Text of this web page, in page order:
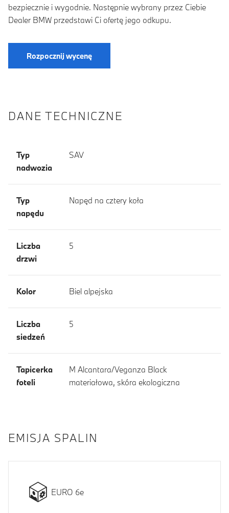
bezpiecznie i wygodnie. Następnie wybrany przez Ciebie
Dealer BMW przedstawi Ci ofertę jego odkupu.
Rozpocznij wycenę
DANE TECHNICZNE
Typ
nadwozia
SAV
Typ
napędu
Napęd na cztery koła
Liczba
drzwi
5
Kolor Biel alpejska
Liczba
siedzeń
5
Tapicerka
foteli
M Alcantara/Veganza Black
materiałowa, skóra ekologiczna
EMISJA SPALIN
EURO 6e